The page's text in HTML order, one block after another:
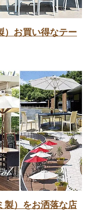
）お買い得なテー
製）をお洒落な店